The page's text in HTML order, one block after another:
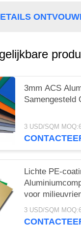
3mm ACS
Samengesteld
3 USD/SQM
Lichte PE-
voor
borden,
3 USD/SQM